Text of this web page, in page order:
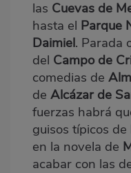
las Cuevas de
hasta el Parque
Daimiel. Parada
del Campo de
comedias de
de Alcázar de
fuerzas habrá
guisos típicos
en la novela de
acabar con las